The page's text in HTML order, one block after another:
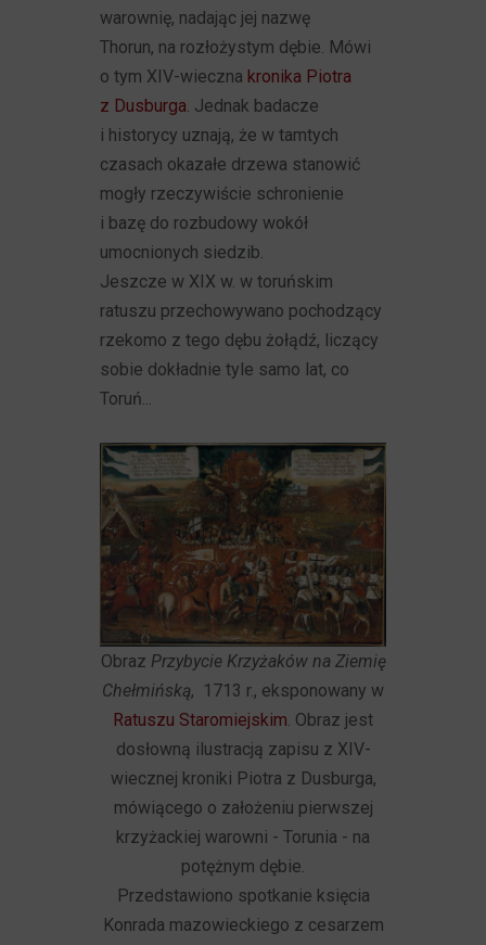
warownię, nadając jej nazwę
Thorun, na rozłożystym dębie. Mówi
o tym XIV-wieczna kronika Piotra
z Dusburga. Jednak badacze
i historycy uznają, że w tamtych
czasach okazałe drzewa stanowić
mogły rzeczywiście schronienie
i bazę do rozbudowy wokół
umocnionych siedzib.
Jeszcze w XIX w. w toruńskim
ratuszu przechowywano pochodzący
rzekomo z tego dębu żołądź, liczący
sobie dokładnie tyle samo lat, co
Toruń...
Obraz Przybycie Krzyżaków na Ziemię
Chełmińską, 1713 r., eksponowany w
Ratuszu Staromiejskim . Obraz jest
dosłowną ilustracją zapisu z XIV-
wiecznej kroniki Piotra z Dusburga,
mówiącego o założeniu pierwszej
krzyżackiej warowni - Torunia - na
potężnym dębie.
Przedstawiono spotkanie księcia
Konrada mazowieckiego z cesarzem